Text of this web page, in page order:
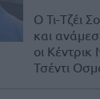
Ο Τι-Τζέι
και
οι Κέντρικ
Τσέντι